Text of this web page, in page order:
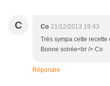
C Co 21/12/2013 19:43
Très sympa cette recette
Bonne soirée<br /> Co
Répondre